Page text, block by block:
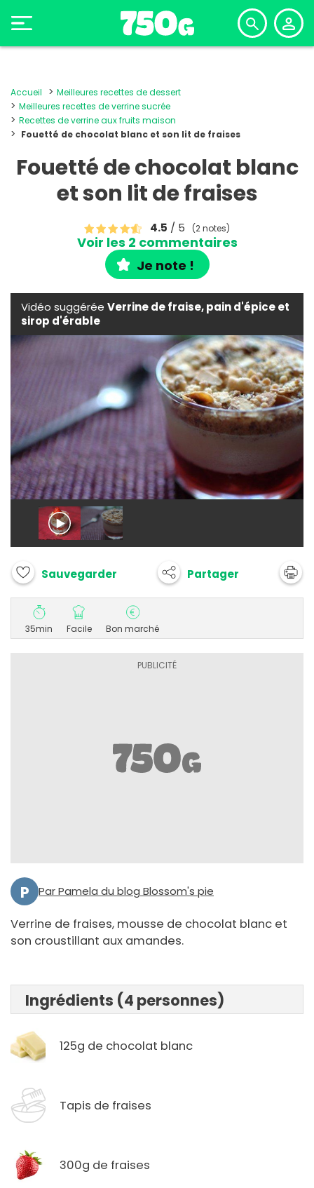
Accueil
Meilleures recettes de dessert
Meilleures recettes de verrine sucrée
Recettes de verrine aux fruits maison
Fouetté de chocolat blanc et son lit de fraises
Fouetté de chocolat blanc
et son lit de fraises
4.5 / 5 (2 notes)
Voir les 2 commentaires
Je note !
Vidéo suggérée Verrine de fraise, pain d'épice et
sirop d'érable
Sauvegarder Partager
35min Facile Bon marché
P Par Pamela du blog Blossom's pie
Verrine de fraises, mousse de chocolat blanc et
son croustillant aux amandes.
Ingrédients (4 personnes)
125g de chocolat blanc
Tapis de fraises
300g de fraises